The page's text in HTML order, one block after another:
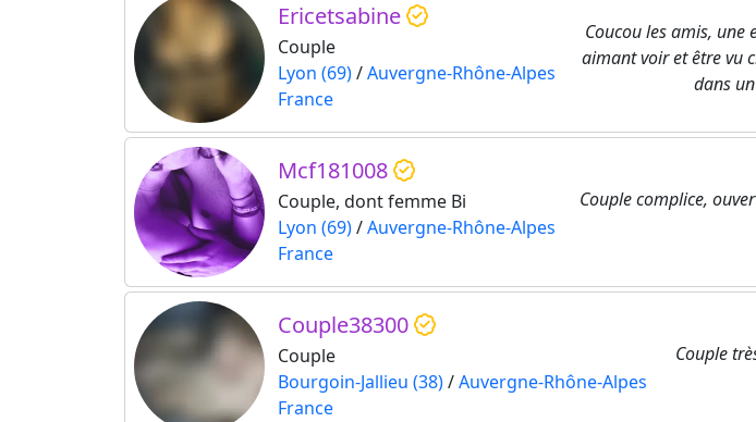
Ericetsabine
Couple
Lyon (69)/Auvergne-Rhône-Alpes
France
Coucou les amis, une
aimant voir et être vu
dans
Mcf181008
Couple, dont femme Bi
Lyon (69)/Auvergne-Rhône-Alpes
France
Couple complice,
Couple38300
Couple
Bourgoin-Jallieu (38)/Auvergne-Rhône-Alpes
France
Couple